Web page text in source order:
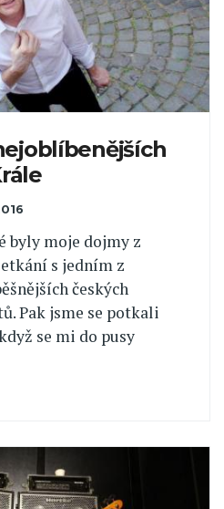
byly moje dojmy z
s jedním z
českých
Pak jsme se potkali
se mi do pusy